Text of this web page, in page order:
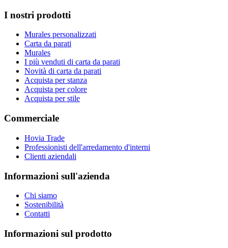
I nostri prodotti
Murales personalizzati
Carta da parati
Murales
I più venduti di carta da parati
Novità di carta da parati
Acquista per stanza
Acquista per colore
Acquista per stile
Commerciale
Hovia Trade
Professionisti dell'arredamento d'interni
Clienti aziendali
Informazioni sull'azienda
Chi siamo
Sostenibilità
Contatti
Informazioni sul prodotto